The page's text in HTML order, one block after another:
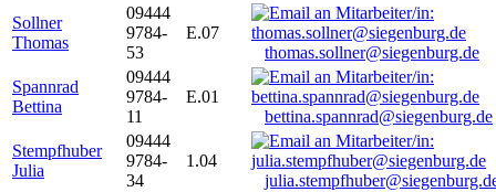
Sollner
Thomas
09444
9784-
53
E.07
thomas.sollner@siegenburg.de
Spannrad
Bettina
09444
9784-
11
E.01
bettina.spannrad@siegenburg.de
Stempfhuber
Julia
09444
9784-
34
1.04